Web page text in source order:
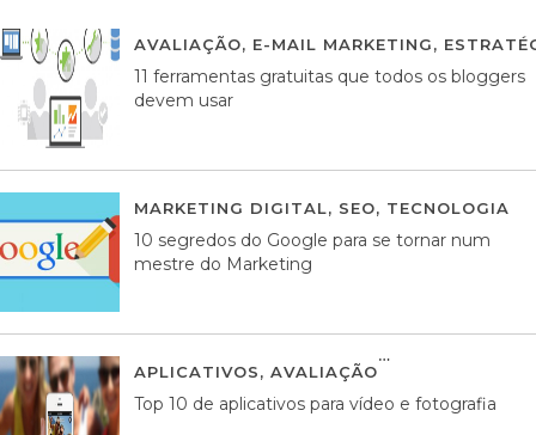
AVALIAÇÃO, E-MAIL MARKETING,
11 ferramentas gratuitas que todos os bloggers
devem usar
MARKETING DIGITAL, SEO, TECNOLOGIA
10 segredos do Google para se tornar num
mestre do Marketing
APLICATIVOS, AVALIAÇÃO
Top 10 de aplicativos para vídeo e fotografia